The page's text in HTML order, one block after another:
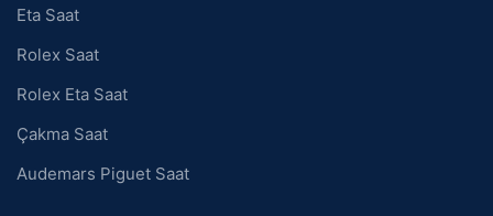
Eta Saat
Rolex Saat
Rolex Eta Saat
Çakma Saat
Audemars Piguet Saat